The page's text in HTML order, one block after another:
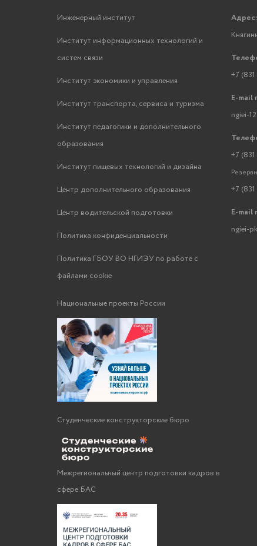
Инженерный институт
Институт информационных технологий и
систем связи
Институт экономики и управления
Институт транспорта, сервиса и туризма
Институт педагогики и дополнительного
образования
Институт пищевых технологий и дизайна
Центр дополнительного образования
Центр водительской подготовки
Политика конфиденциальности
Политика ГБОУ ВО НГИЭУ по работе с
файлами cookie
Национальные проекты России
Студенческие конструкторские бюро
Межрегиональный центр подготовки кадров в
сфере БАС
Адрес:
+7
E-mail
ngiei-
+7
+7
E-mail
ngiei-